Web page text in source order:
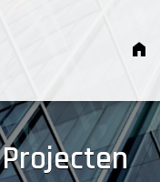
Projecten